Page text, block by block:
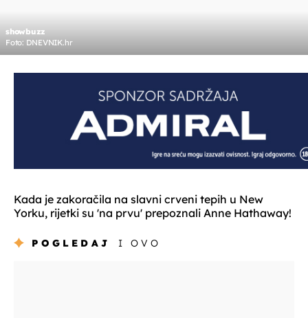
showbuzz
Foto: DNEVNIK.hr
Kada je zakoračila na slavni crveni tepih u New
Yorku, rijetki su 'na prvu' prepoznali Anne Hathaway!
POGLEDAJ I OVO